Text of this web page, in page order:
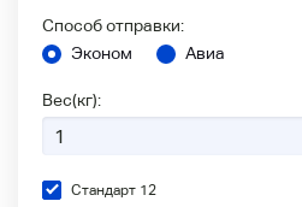
Способ отправки:
Эконом
Авиа
Вес(кг):
Стандарт 12